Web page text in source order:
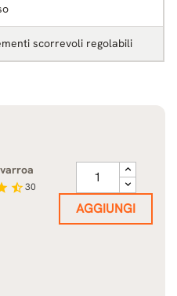
scorrevoli regolabili
star_half30
AGGIUNGI